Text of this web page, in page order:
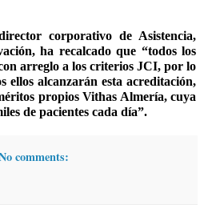
corporativo de Asistencia,
, ha recalcado que “todos los
arreglo a los criterios JCI, por lo
ellos alcanzarán esta acreditación,
propios Vithas Almería, cuya
de pacientes cada día”.
comments: